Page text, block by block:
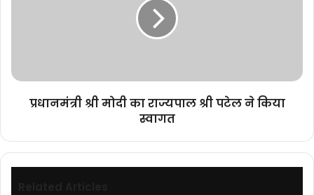
किया
प्रधानमंत्री श्री मोदी का राज्यपाल श्री पटेल ने किया
स्वागत